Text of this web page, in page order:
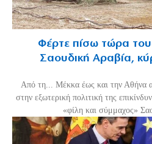
Φέρτε πίσω τώρα
Σαουδική Αραβία,
Από τη... Μέκκα έως και την Αθήνα
στην εξωτερική πολιτική της
«φίλη και σύμμαχος»